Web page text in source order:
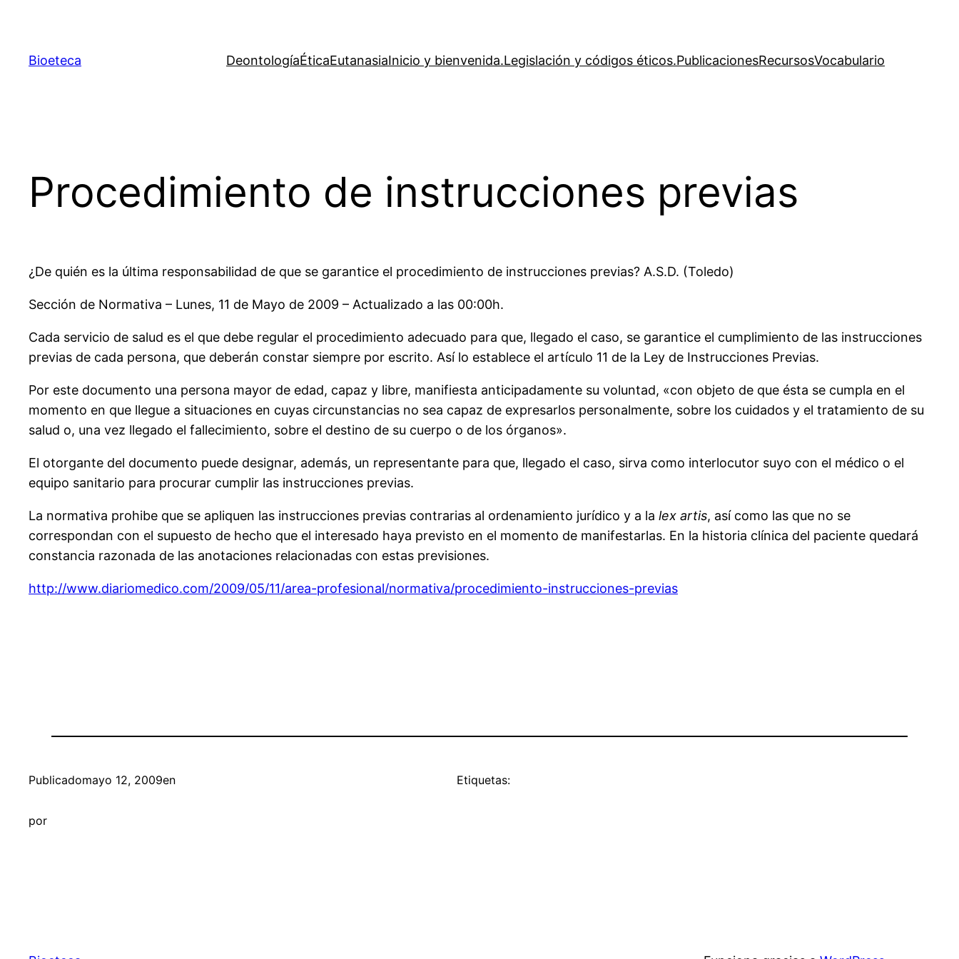
contenido
Bioeteca DeontologíaÉticaEutanasiaInicio y bienvenida.Legislación y códigos éticos.PublicacionesRecursosVocabulario
Procedimiento de instrucciones previas
¿De quién es la última responsabilidad de que se garantice el procedimiento de instrucciones previas? A.S.D. (Toledo)
Sección de Normativa – Lunes, 11 de Mayo de 2009 – Actualizado a las 00:00h.
Cada servicio de salud es el que debe regular el procedimiento adecuado para que, llegado el caso, se garantice el cumplimiento de las instrucciones
previas de cada persona, que deberán constar siempre por escrito. Así lo establece el artículo 11 de la Ley de Instrucciones Previas.
Por este documento una persona mayor de edad, capaz y libre, manifiesta anticipadamente su voluntad, «con objeto de que ésta se cumpla en el
momento en que llegue a situaciones en cuyas circunstancias no sea capaz de expresarlos personalmente, sobre los cuidados y el tratamiento de su
salud o, una vez llegado el fallecimiento, sobre el destino de su cuerpo o de los órganos».
El otorgante del documento puede designar, además, un representante para que, llegado el caso, sirva como interlocutor suyo con el médico o el
equipo sanitario para procurar cumplir las instrucciones previas.
La normativa prohibe que se apliquen las instrucciones previas contrarias al ordenamiento jurídico y a la lex artis, así como las que no se
correspondan con el supuesto de hecho que el interesado haya previsto en el momento de manifestarlas. En la historia clínica del paciente quedará
constancia razonada de las anotaciones relacionadas con estas previsiones.
http://www.diariomedico.com/2009/05/11/area-profesional/normativa/procedimiento-instrucciones-previas
Publicadomayo 12, 2009en
por
Etiquetas: